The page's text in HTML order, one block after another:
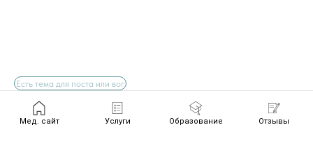
Мед. сайт Услуги Образование Отзывы